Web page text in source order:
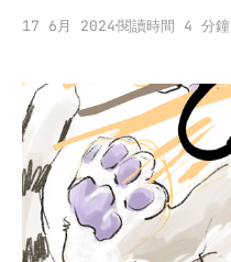
17 6月 2024閱讀時間 4 分鐘